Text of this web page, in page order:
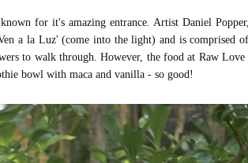
for it's amazing entrance. Artist Daniel
a la Luz' (come into the light) and is comprised
to walk through. However, the food at Raw Love
bowl with maca and vanilla - so good!